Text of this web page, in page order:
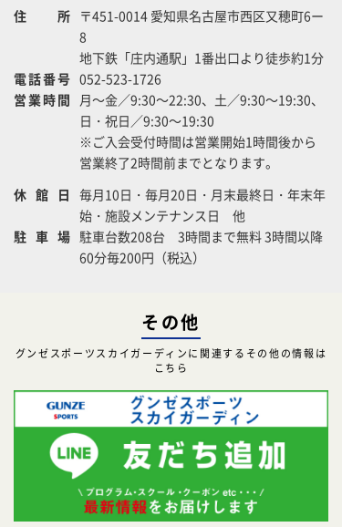
住所 〒451-0014 愛知県名古屋市西区又穂町6ー
8
地下鉄「庄内通駅」1番出口より徒歩約1分
電話番号 052-523-1726
営業時間 月～金／9:30～22:30、土／9:30～19:30、
日・祝日／9:30～19:30
※ご入会受付時間は営業開始1時間後から
営業終了2時間前までとなります。
休館日 毎月10日・毎月20日・月末最終日・年末年
始・施設メンテナンス日 他
駐車場 駐車台数208台 3時間まで無料 3時間以降
60分毎200円（税込）
その他
グンゼスポーツスカイガーディンに関連するその他の情報は
こちら